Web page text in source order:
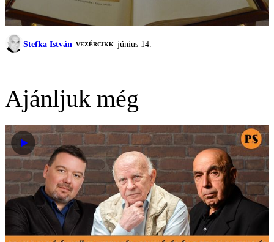
Stefka István VEZÉRCIKK június 14.
Ajánljuk még